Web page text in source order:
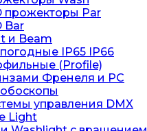
прожекторы Par
Bar
и Beam
IP65 IP66
(Profile)
Френеля и PC
управления DMX
Light